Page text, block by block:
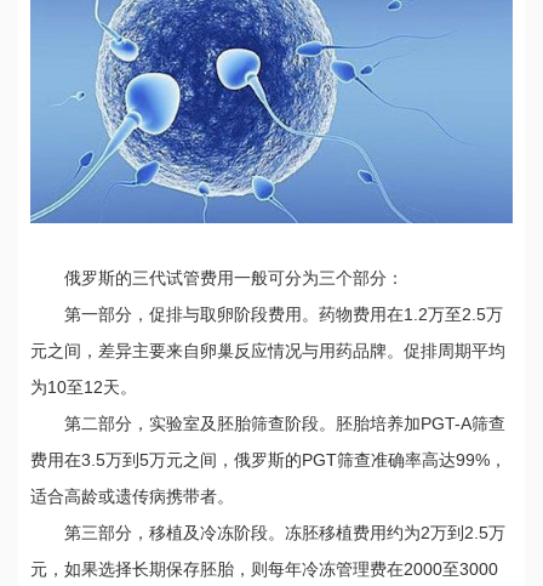
俄罗斯的三代试管费用一般可分为三个部分：
第一部分，促排与取卵阶段费用。药物费用在1.2万至2.5万
元之间，差异主要来自卵巢反应情况与用药品牌。促排周期平均
为10至12天。
第二部分，实验室及胚胎筛查阶段。胚胎培养加PGT-A筛查
费用在3.5万到5万元之间，俄罗斯的PGT筛查准确率高达99%，
适合高龄或遗传病携带者。
第三部分，移植及冷冻阶段。冻胚移植费用约为2万到2.5万
元，如果选择长期保存胚胎，则每年冷冻管理费在2000至3000